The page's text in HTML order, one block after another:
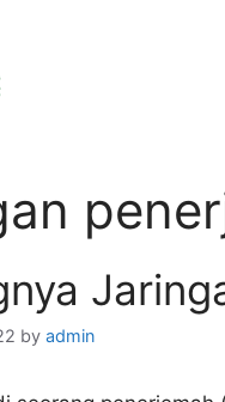
by admin